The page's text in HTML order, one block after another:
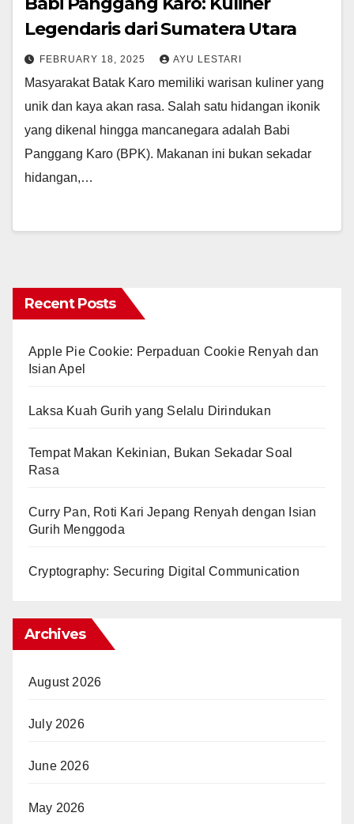
Legendaris dari Sumatera Utara
FEBRUARY 18, 2025 AYU LESTARI
Masyarakat Batak Karo memiliki warisan kuliner yang
unik dan kaya akan rasa. Salah satu hidangan ikonik
yang dikenal hingga mancanegara adalah Babi
Panggang Karo (BPK). Makanan ini bukan sekadar
hidangan,…
Recent Posts
Apple Pie Cookie: Perpaduan Cookie Renyah dan
Isian Apel
Laksa Kuah Gurih yang Selalu Dirindukan
Tempat Makan Kekinian, Bukan Sekadar Soal
Rasa
Curry Pan, Roti Kari Jepang Renyah dengan Isian
Gurih Menggoda
Cryptography: Securing Digital Communication
Archives
August 2026
July 2026
June 2026
May 2026